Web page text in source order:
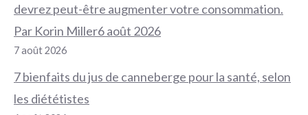
devrez peut-être augmenter votre consommation.
Par Korin Miller6 août 2026
7 août 2026
7 bienfaits du jus de canneberge pour la santé, selon
les diététistes